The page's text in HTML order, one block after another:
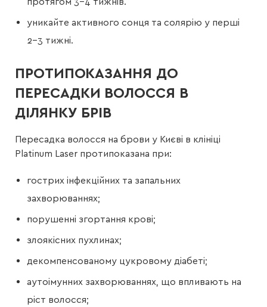
уникайте активного сонця та солярію у перші
2–3 тижні.
ПРОТИПОКАЗАННЯ ДО
ПЕРЕСАДКИ ВОЛОССЯ В
ДІЛЯНКУ БРІВ
Пересадка волосся на брови у Києві в клініці
Platinum Laser протипоказана при:
гострих інфекційних та запальних
захворюваннях;
порушенні згортання крові;
злоякісних пухлинах;
декомпенсованому цукровому діабеті;
аутоімунних захворюваннях, що впливають на
ріст волосся;